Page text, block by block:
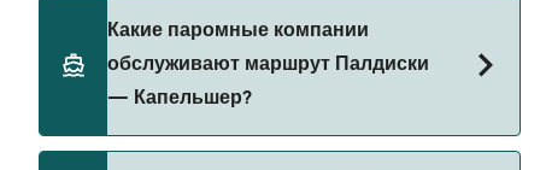
информацию через наш Поиск Сделок.
может меняться в зависимости от сезона.
Средняя цена парома из Палдиски в Капельшер
составляет 309₽. Цена указана без учета сборов
за бронирование.
Какие паромные компании
обслуживают маршрут Палдиски
— Капельшер?